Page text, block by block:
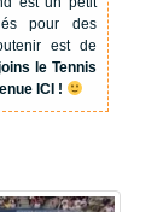
pour des
est de
le Tennis
ICI !